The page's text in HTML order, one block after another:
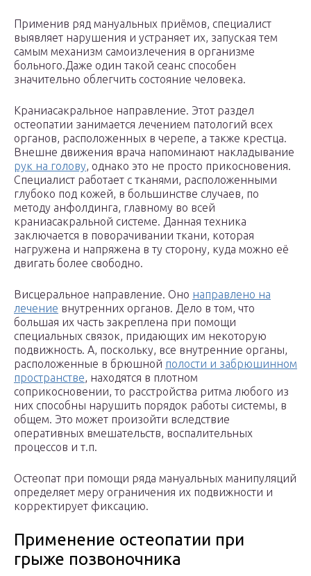
Применив ряд мануальных приёмов, специалист
выявляет нарушения и устраняет их, запуская тем
самым механизм самоизлечения в организме
больного.Даже один такой сеанс способен
значительно облегчить состояние человека.
Краниасакральное направление. Этот раздел
остеопатии занимается лечением патологий всех
органов, расположенных в черепе, а также крестца.
Внешне движения врача напоминают накладывание
рук на голову, однако это не просто прикосновения.
Специалист работает с тканями, расположенными
глубоко под кожей, в большинстве случаев, по
методу анфолдинга, главному во всей
краниасакральной системе. Данная техника
заключается в поворачивании ткани, которая
нагружена и напряжена в ту сторону, куда можно её
двигать более свободно.
Висцеральное направление. Оно направлено на
лечение внутренних органов. Дело в том, что
большая их часть закреплена при помощи
специальных связок, придающих им некоторую
подвижность. А, поскольку, все внутренние органы,
расположенные в брюшной полости и забрюшинном
пространстве, находятся в плотном
соприкосновении, то расстройства ритма любого из
них способны нарушить порядок работы системы, в
общем. Это может произойти вследствие
оперативных вмешательств, воспалительных
процессов и т.п.
Остеопат при помощи ряда мануальных манипуляций
определяет меру ограничения их подвижности и
корректирует фиксацию.
Применение остеопатии при
грыже позвоночника